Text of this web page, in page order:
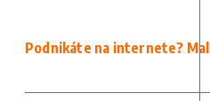
Podnikáte na internete?